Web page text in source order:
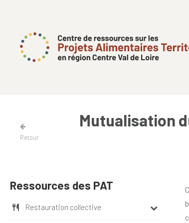
Retour
Mutualisation
Ressources des PAT
Restauration collective